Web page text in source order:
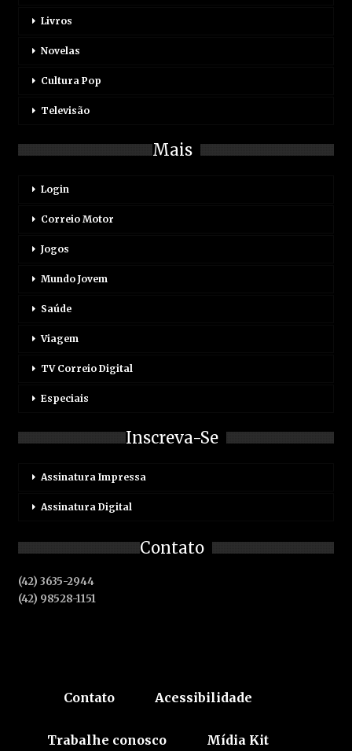
Livros
Novelas
Cultura Pop
Televisão
Mais
Login
Correio Motor
Jogos
Mundo Jovem
Saúde
Viagem
TV Correio Digital
Especiais
Inscreva-Se
Assinatura Impressa
Assinatura Digital
Contato
(42) 3635-2944
(42) 98528-1151
Contato Acessibilidade
Trabalhe conosco Mídia Kit